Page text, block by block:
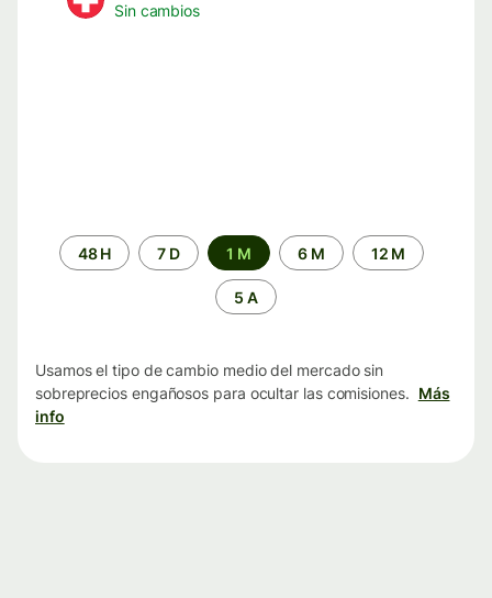
Sin cambios
Periodo48 H 7 D 1 M 6 M 12 M
5 A
Usamos el tipo de cambio medio del mercado sin
sobreprecios engañosos para ocultar las comisiones. Más
info